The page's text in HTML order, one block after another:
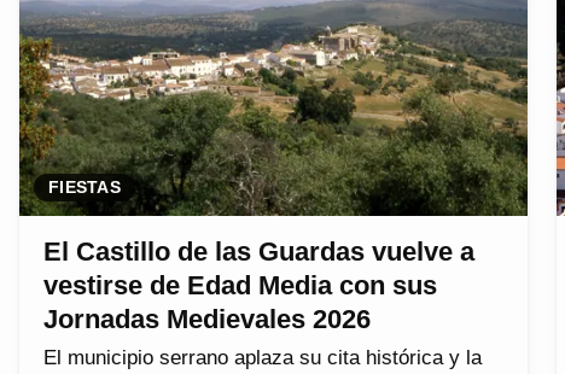
FIESTAS
El Castillo de las Guardas vuelve a
vestirse de Edad Media con sus
Jornadas Medievales 2026
El municipio serrano aplaza su cita histórica y la